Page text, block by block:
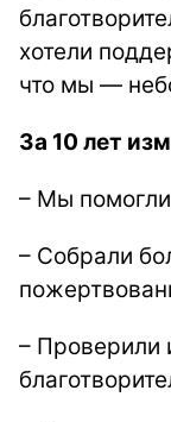
хотели
что мы —
За 10 лет
– Мы
– Собрали
– Проверили